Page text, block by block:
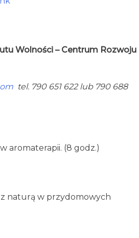
Wolności – Centrum Rozwoju
tel. 790 651 622 lub 790 688
aromaterapii. (8 godz.)
naturą w przydomowych